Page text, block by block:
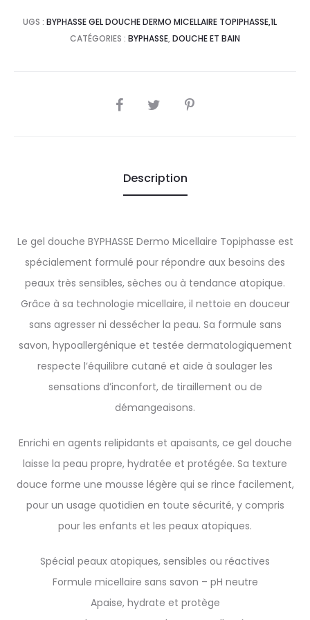
UGS : BYPHASSE GEL DOUCHE DERMO MICELLAIRE TOPIPHASSE,1L
CATÉGORIES : BYPHASSE, DOUCHE ET BAIN
SHARE
Description
Le gel douche BYPHASSE Dermo Micellaire Topiphasse est
spécialement formulé pour répondre aux besoins des
peaux très sensibles, sèches ou à tendance atopique.
Grâce à sa technologie micellaire, il nettoie en douceur
sans agresser ni dessécher la peau. Sa formule sans
savon, hypoallergénique et testée dermatologiquement
respecte l’équilibre cutané et aide à soulager les
sensations d’inconfort, de tiraillement ou de
démangeaisons.
Enrichi en agents relipidants et apaisants, ce gel douche
laisse la peau propre, hydratée et protégée. Sa texture
douce forme une mousse légère qui se rince facilement,
pour un usage quotidien en toute sécurité, y compris
pour les enfants et les peaux atopiques.
Spécial peaux atopiques, sensibles ou réactives
Formule micellaire sans savon – pH neutre
Apaise, hydrate et protège